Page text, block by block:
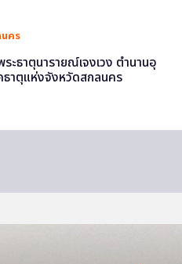
คร
ะธาตุนารายณ์เจงเวง ตำนานอุ
ธาตุแห่งจังหวัดสกลนคร